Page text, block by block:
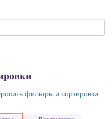
фильтры и сортировки